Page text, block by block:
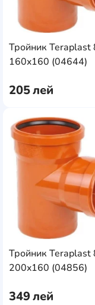
Тройник Teraplast
160x160 (04644)
205лей
Тройник Teraplast
200x160 (04856)
349лей